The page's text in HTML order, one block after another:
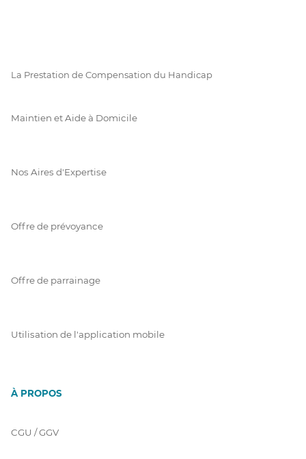
La Prestation de Compensation du Handicap
Maintien et Aide à Domicile
Nos Aires d'Expertise
Offre de prévoyance
Offre de parrainage
Utilisation de l'application mobile
À PROPOS
CGU / GGV